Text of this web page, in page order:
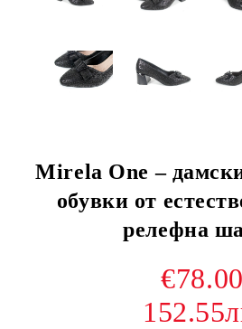
Mirela One –
обувки от
релефна
€78.00